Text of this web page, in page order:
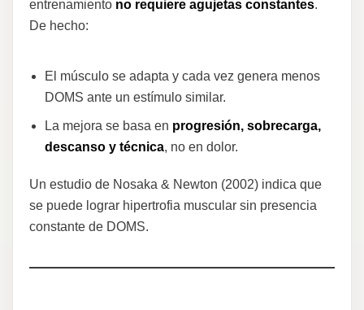
entrenamiento no requiere agujetas constantes.
De hecho:
El músculo se adapta y cada vez genera menos
DOMS ante un estímulo similar.
La mejora se basa en progresión, sobrecarga,
descanso y técnica, no en dolor.
Un estudio de Nosaka & Newton (2002) indica que
se puede lograr hipertrofia muscular sin presencia
constante de DOMS.